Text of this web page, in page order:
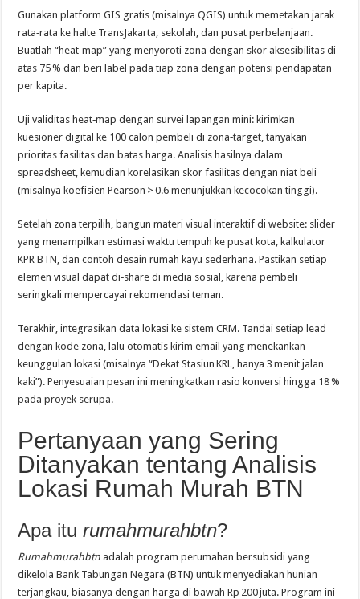
Gunakan platform GIS gratis (misalnya QGIS) untuk memetakan jarak
rata‑rata ke halte TransJakarta, sekolah, dan pusat perbelanjaan.
Buatlah “heat‑map” yang menyoroti zona dengan skor aksesibilitas di
atas 75 % dan beri label pada tiap zona dengan potensi pendapatan
per kapita.
Uji validitas heat‑map dengan survei lapangan mini: kirimkan
kuesioner digital ke 100 calon pembeli di zona‑target, tanyakan
prioritas fasilitas dan batas harga. Analisis hasilnya dalam
spreadsheet, kemudian korelasikan skor fasilitas dengan niat beli
(misalnya koefisien Pearson > 0.6 menunjukkan kecocokan tinggi).
Setelah zona terpilih, bangun materi visual interaktif di website: slider
yang menampilkan estimasi waktu tempuh ke pusat kota, kalkulator
KPR BTN, dan contoh desain rumah kayu sederhana. Pastikan setiap
elemen visual dapat di‑share di media sosial, karena pembeli
seringkali mempercayai rekomendasi teman.
Terakhir, integrasikan data lokasi ke sistem CRM. Tandai setiap lead
dengan kode zona, lalu otomatis kirim email yang menekankan
keunggulan lokasi (misalnya “Dekat Stasiun KRL, hanya 3 menit jalan
kaki”). Penyesuaian pesan ini meningkatkan rasio konversi hingga 18 %
pada proyek serupa.
Pertanyaan yang Sering
Ditanyakan tentang Analisis
Lokasi Rumah Murah BTN
Apa iturumahmurahbtn?
Rumahmurahbtn adalah program perumahan bersubsidi yang
dikelola Bank Tabungan Negara (BTN) untuk menyediakan hunian
terjangkau, biasanya dengan harga di bawah Rp 200 juta. Program ini